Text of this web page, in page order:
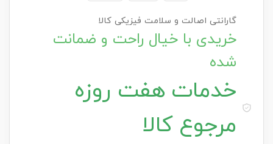
گارانتی اصالت و سلامت فیزیکی کالا
خریدی با خیال راحت و ضمانت
شده
خدمات هفت روزه
مرجوع کالا